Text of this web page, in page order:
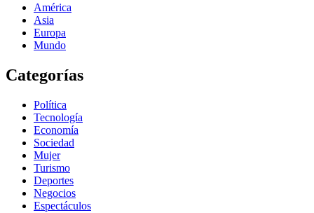
América
Asia
Europa
Mundo
Categorías
Política
Tecnología
Economía
Sociedad
Mujer
Turismo
Deportes
Negocios
Espectáculos